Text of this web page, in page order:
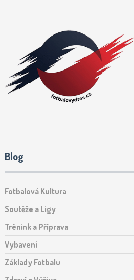
Blog
Fotbalová Kultura
Soutěže a Ligy
Trénink a Příprava
Vybavení
Základy Fotbalu